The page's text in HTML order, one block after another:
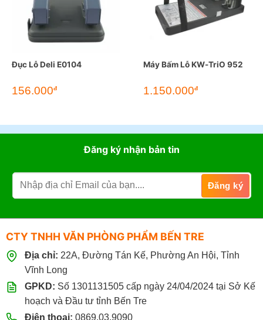
Đục Lỗ Deli E0104
156.000đ
Máy Bấm Lỗ KW-TriO 952
1.150.000đ
Đăng ký nhận bản tin
CTY TNHH VĂN PHÒNG PHẨM BẾN TRE
Địa chỉ: 22A, Đường Tán Kế, Phường An Hội, Tỉnh
Vĩnh Long
GPKD: Số 1301131505 cấp ngày 24/04/2024 tại Sở Kế
hoạch và Đầu tư tỉnh Bến Tre
Điện thoại: 0869.03.9090